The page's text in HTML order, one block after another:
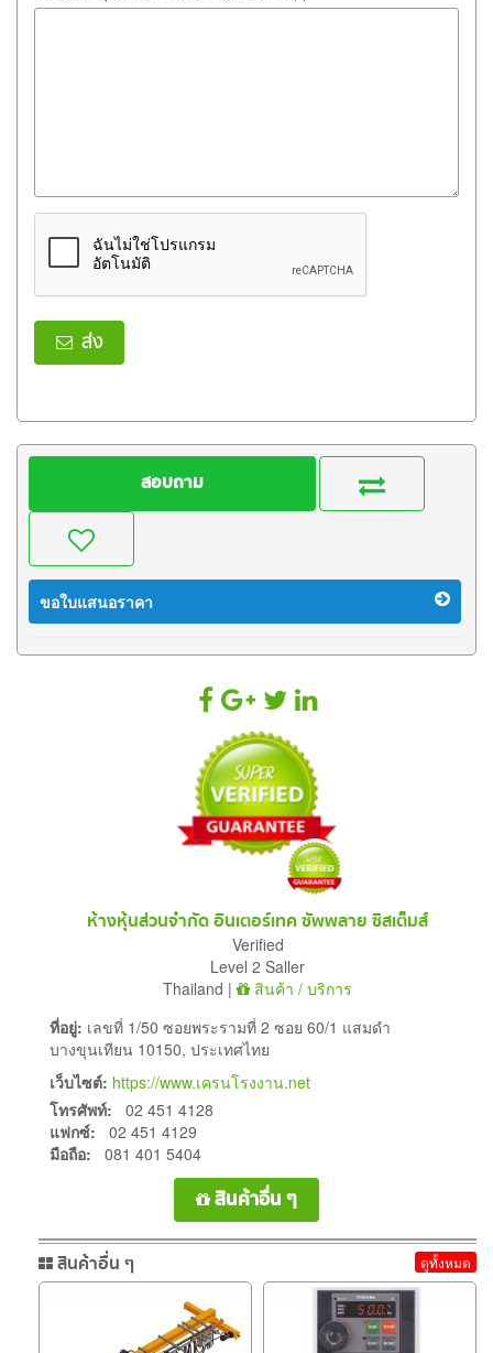
ส่ง
สอบถาม
ขอใบแสนอราคา
ห้างหุ้นส่วนจำกัด อินเตอร์เทค ซัพพลาย ซิสเต็มส์
Verified
Level 2 Saller
Thailand |
สินค้า / บริการ
ที่อยู่: เลขที่ 1/50 ซอยพระรามที่ 2 ซอย 60/1 แสมดำ
บางขุนเทียน 10150, ประเทศไทย
เว็บไซต์: https://www.เครนโรงงาน.net
โทรศัพท์: 02 451 4128
แฟกซ์: 02 451 4129
มือถือ: 081 401 5404
สินค้าอื่น ๆ
สินค้าอื่น ๆ ดูทั้งหมด